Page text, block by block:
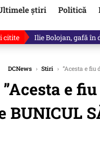
știri Politică
citite Ilie Bolojan, gafă în
DCNews › Stiri › ”Acesta e
”Acesta e
BUNICUL